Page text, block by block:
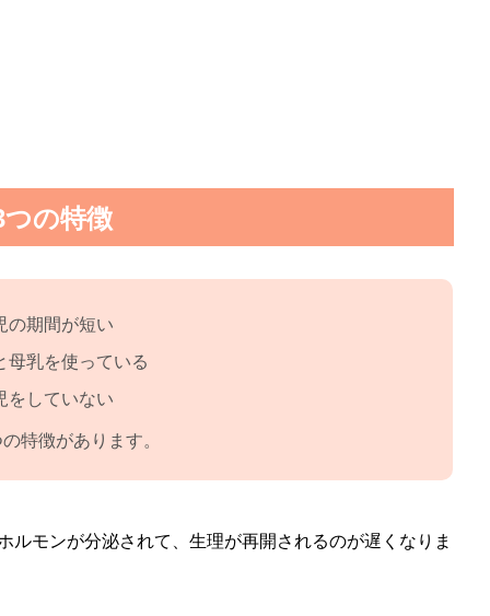
の特徴
の期間が短い
母乳を使っている
をしていない
特徴があります。
ルモンが分泌されて、生理が再開されるのが遅くなりま